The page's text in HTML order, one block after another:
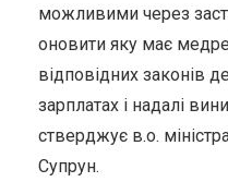
можливими через
оновити яку має
відповідних законів
зарплатах і надалі
стверджує в.о.
Супрун.